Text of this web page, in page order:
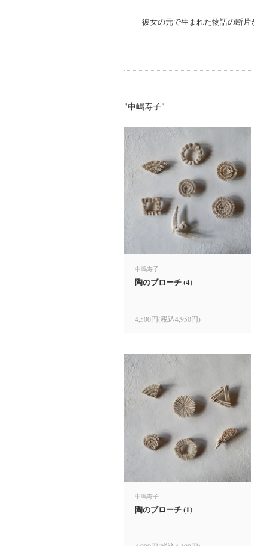
彼女の元で生まれた物語の断片
"中嶋寿子"
中嶋寿子
陶のブローチ (4)
4,500円(税込4,950円)
中嶋寿子
陶のブローチ (1)